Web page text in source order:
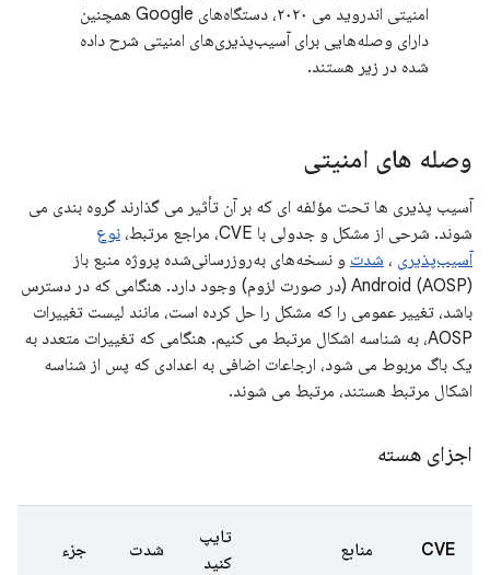
امنیتی اندروید می ۲۰۲۰، دستگاه‌های Google همچنین
دارای وصله‌هایی برای آسیب‌پذیری‌های امنیتی شرح داده
شده در زیر هستند.
وصله های امنیتی
آسیب پذیری ها تحت مؤلفه ای که بر آن تأثیر می گذارند گروه بندی می
شوند. شرحی از مشکل و جدولی با CVE، مراجع مرتبط،
نوع
آسیب‌پذیری ، شدت و نسخه‌های به‌روزرسانی‌شده پروژه منبع باز
Android (AOSP) (در صورت لزوم) وجود دارد. هنگامی که در دسترس
باشد، تغییر عمومی را که مشکل را حل کرده است، مانند لیست تغییرات
AOSP، به شناسه اشکال مرتبط می کنیم. هنگامی که تغییرات متعدد به
یک باگ مربوط می شود، ارجاعات اضافی به اعدادی که پس از شناسه
اشکال مرتبط هستند، مرتبط می شوند.
اجزای هسته
CVE منابع
تایپ
کنید
شدت جزء